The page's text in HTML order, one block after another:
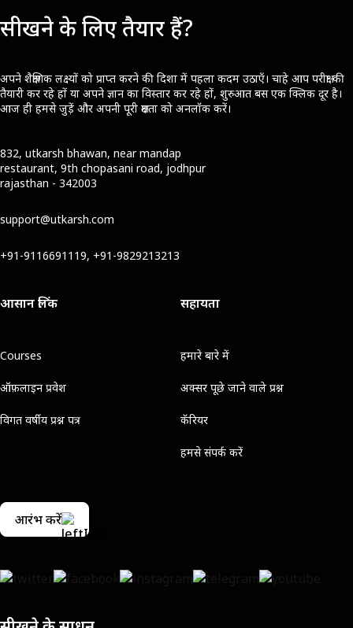
सीखने के लिए तैयार हैं?
अपने शैक्षणिक लक्ष्यों को प्राप्त करने की दिशा में पहला कदम उठाएँ। चाहे आप परीक्षा की
तैयारी कर रहे हों या अपने ज्ञान का विस्तार कर रहे हों, शुरुआत बस एक क्लिक दूर है।
आज ही हमसे जुड़ें और अपनी पूरी क्षमता को अनलॉक करें।
832, utkarsh bhawan, near mandap
restaurant, 9th chopasani road, jodhpur
rajasthan - 342003
support@utkarsh.com
+91-9116691119, +91-9829213213
आसान लिंक
Courses
ऑफ़लाइन प्रवेश
विगत वर्षीय प्रश्न पत्र
सहायता
हमारे बारे में
अक्सर पूछे जाने वाले प्रश्न
कॅरियर
हमसे संपर्क करें
आरंभ करें